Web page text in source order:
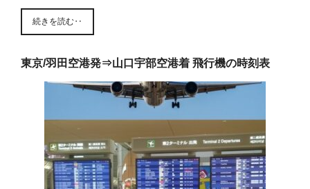
続きを読む‥
東京/羽田空港発⇒山口宇部空港着 飛行機の時刻表